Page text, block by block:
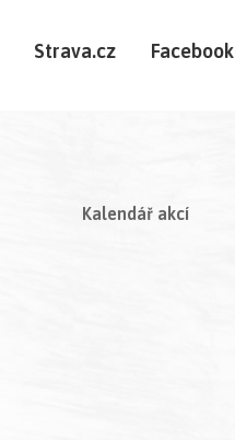
Strava.cz Facebook
Kalendář akcí